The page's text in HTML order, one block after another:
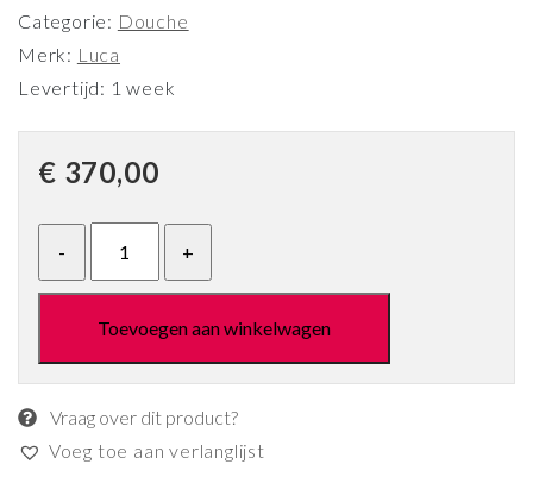
Categorie: Douche
Merk: Luca
Levertijd: 1 week
€ 370,00
Toevoegen aan winkelwagen
Vraag over dit product?
Voeg toe aan verlanglijst